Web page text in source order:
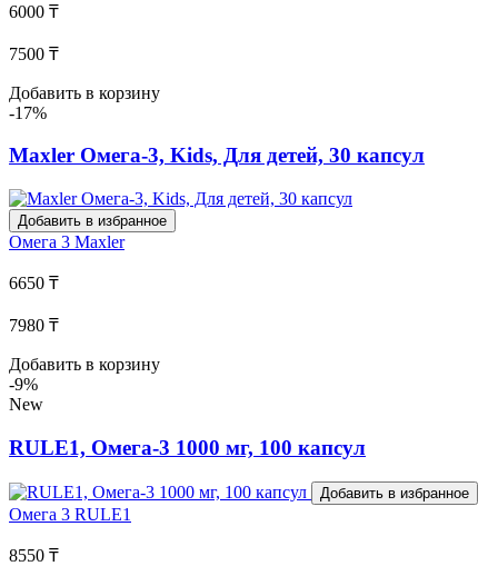
6000 ₸
7500 ₸
Добавить в корзину
-17%
Maxler Омега-3, Kids, Для детей, 30 капсул
Добавить в избранное
Омега 3 Maxler
6650 ₸
7980 ₸
Добавить в корзину
-9%
New
RULE1, Омега-3 1000 мг, 100 капсул
Добавить в избранное
Омега 3 RULE1
8550 ₸